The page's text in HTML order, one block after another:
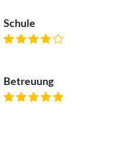
Schule
Betreuung